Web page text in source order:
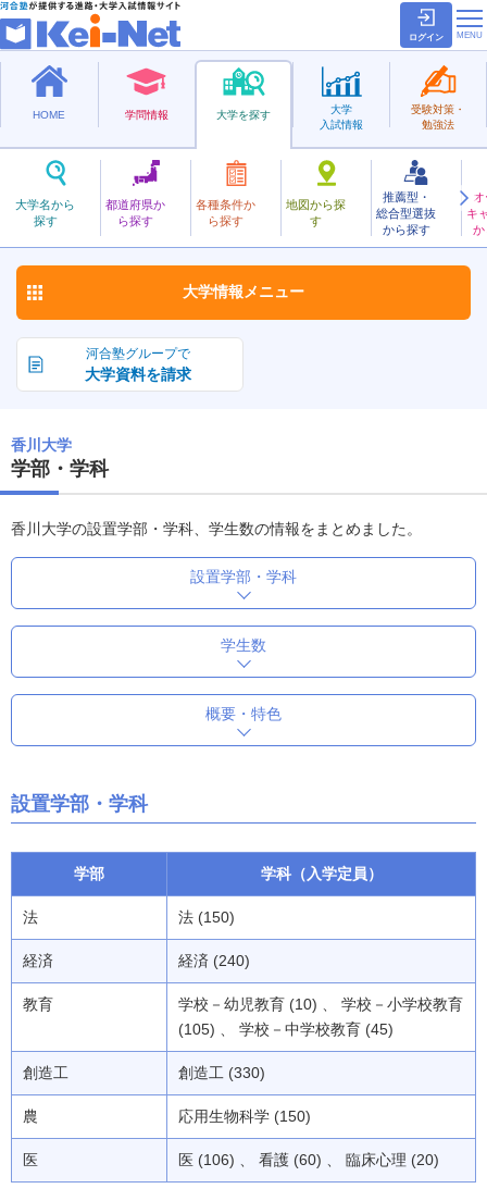
ログイン
HOME 学問情報 大学を探す
大学名から
探す
都道府県か
ら探す
各種条件か
ら探す
地図から探
す
推薦型・
総合型選抜
から探す
キ
か
大学
入試情報
受験対策・
勉強法
国立
かがわ
香川大学 お気に入り
河合塾グループで
大学資料を請求
大学情報 メニュー
香川大学
学部・学科
香川大学の設置学部・学科、学生数の情報をまとめました。
設置学部・学科
学生数
概要・特色
設置学部・学科
学部 学科（入学定員）
法 法 (150)
経済 経済 (240)
教育
学校－幼児教育 (10) 、 学校－小学校教育
(105) 、 学校－中学校教育 (45)
創造工 創造工 (330)
農 応用生物科学 (150)
医 医 (106) 、 看護 (60) 、 臨床心理 (20)